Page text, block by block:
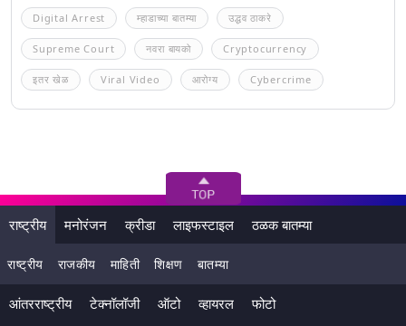
Digital Arrest म्हाडाच्या बातम्या उद्धव ठाकरे
Supreme Court नवरा बायको Cryptocurrency
इतर खेळ Viral Video आरोग्य Cybercrime
राष्ट्रीय मनोरंजन क्रीडा लाइफस्टाइल ठळक बातम्या
राष्ट्रीय राजकीय माहिती शिक्षण बातम्या
आंतरराष्ट्रीय टेक्नॉलॉजी ऑटो व्हायरल फोटो